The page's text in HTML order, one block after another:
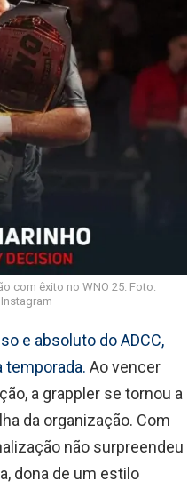
com êxito no WNO 25. Foto:
e absoluto do ADCC,
temporada. Ao vencer
a grappler se tornou a
da organização. Com
não surpreendeu
dona de um estilo